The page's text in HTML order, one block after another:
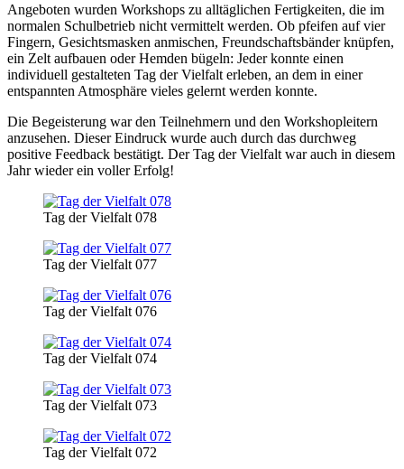
Angeboten wurden Workshops zu alltäglichen Fertigkeiten, die im
normalen Schulbetrieb nicht vermittelt werden. Ob pfeifen auf vier
Fingern, Gesichtsmasken anmischen, Freundschaftsbänder knüpfen,
ein Zelt aufbauen oder Hemden bügeln: Jeder konnte einen
individuell gestalteten Tag der Vielfalt erleben, an dem in einer
entspannten Atmosphäre vieles gelernt werden konnte.
Die Begeisterung war den Teilnehmern und den Workshopleitern
anzusehen. Dieser Eindruck wurde auch durch das durchweg
positive Feedback bestätigt. Der Tag der Vielfalt war auch in diesem
Jahr wieder ein voller Erfolg!
Tag der Vielfalt 078
Tag der Vielfalt 077
Tag der Vielfalt 076
Tag der Vielfalt 074
Tag der Vielfalt 073
Tag der Vielfalt 072